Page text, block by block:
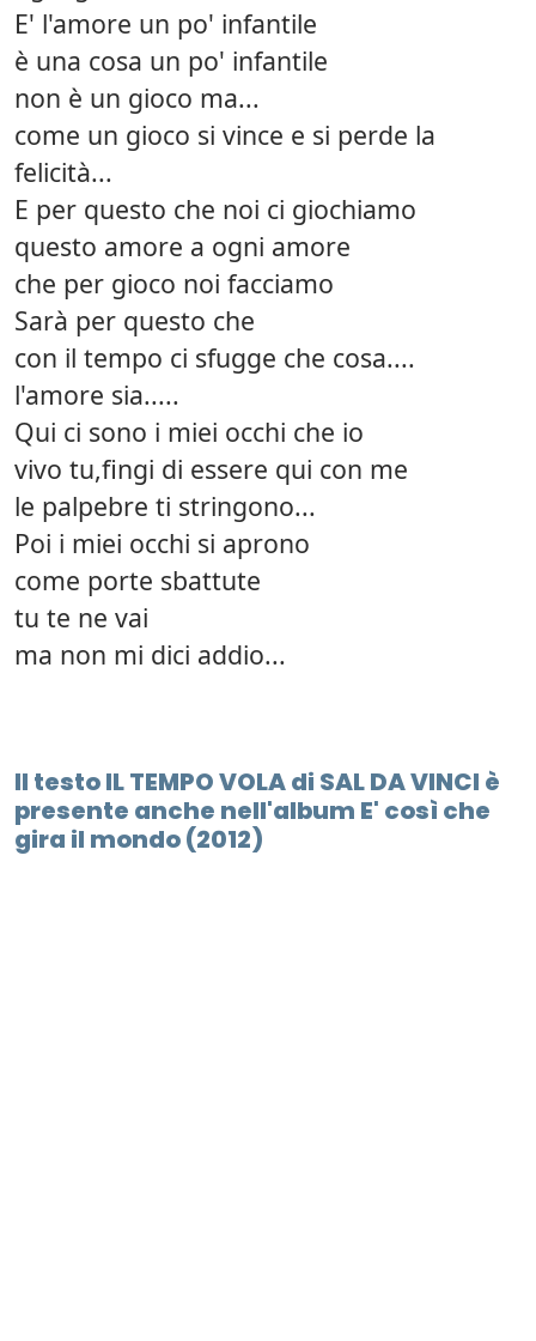
E' l'amore un po' infantile
è una cosa un po' infantile
non è un gioco ma...
come un gioco si vince e si perde la
felicità...
E per questo che noi ci giochiamo
questo amore a ogni amore
che per gioco noi facciamo
Sarà per questo che
con il tempo ci sfugge che cosa....
l'amore sia.....
Qui ci sono i miei occhi che io
vivo tu,fingi di essere qui con me
le palpebre ti stringono...
Poi i miei occhi si aprono
come porte sbattute
tu te ne vai
ma non mi dici addio...
Il testo IL TEMPO VOLA di SAL DA VINCI è
presente anche nell'album E' così che
gira il mondo (2012)